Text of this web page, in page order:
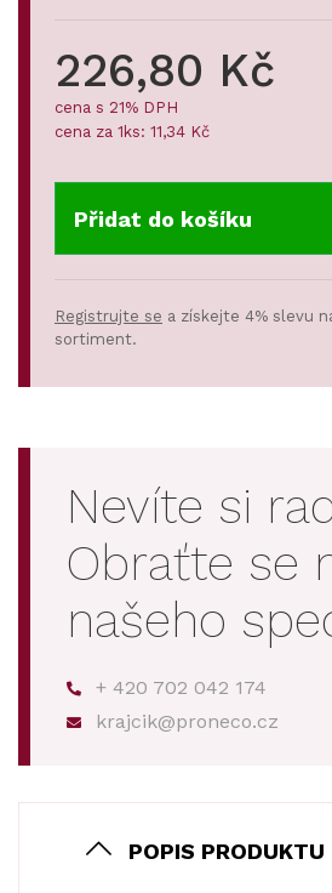
226,80 Kč
cena s 21% DPH
cena za 1ks: 11,34 Kč
Přidat do košíku
Registrujte se a získejte 4% slevu
sortiment.
Nevíte si
Obraťte se
našeho
+ 420 702 042 174
krajcik@proneco.cz
POPIS PRODUKTU